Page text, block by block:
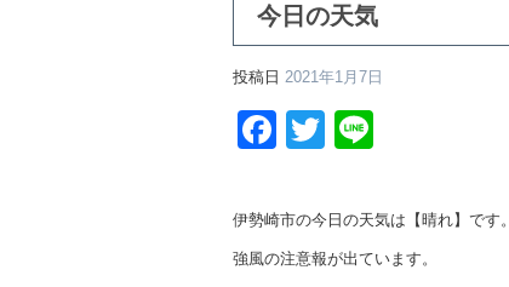
今日の天気
投稿日 2021年1月7日
Facebook
Twitter
伊勢崎市の今日の天気は【晴れ】です。
強風の注意報が出ています。